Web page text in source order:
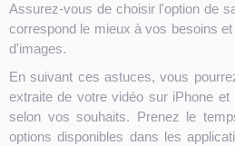
Assurez-vous de choisir l'option de
correspond le mieux à vos besoins
d'images.
En suivant ces astuces, vous
extraite de votre vidéo sur iPhone
selon vos souhaits. Prenez le
options disponibles dans les